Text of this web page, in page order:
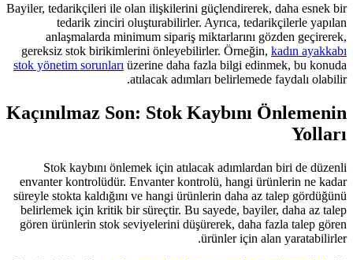
Bayiler, tedarikçileri ile olan
tedarik zinciri
anlaşmalarda minimum
gereksiz stok birikimlerini
stok yönetim sorunlarıüzerine daha
atılacak
Kaçınılmaz Son: Stok
Stok kaybını önlemek için
envanter kontrolüdür. Envanter
süreyle stokta kaldığını ve hangi
belirlemek için kritik bir süreçtir.
gören ürünlerin stok seviyelerini